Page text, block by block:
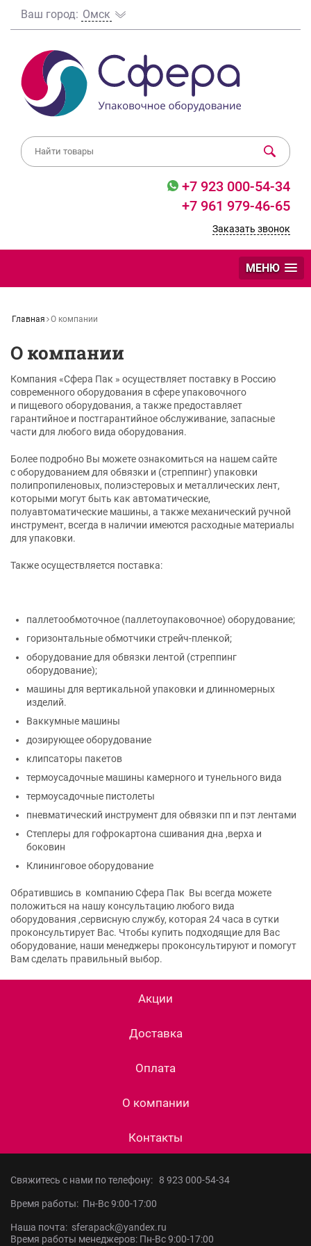
Ваш город: Омск
+7 923 000-54-34
+7 961 979-46-65
Заказать звонок
МЕНЮ
Главная О компании
О компании
Компания «Сфера Пак » осуществляет поставку в Россию
современного оборудования в сфере упаковочного
и пищевого оборудования, а также предоставляет
гарантийное и постгарантийное обслуживание, запасные
части для любого вида оборудования.
Более подробно Вы можете ознакомиться на нашем сайте
с оборудованием для обвязки и (стреппинг) упаковки
полипропиленовых, полиэстеровых и металлических лент,
которыми могут быть как автоматические,
полуавтоматические машины, а также механический ручной
инструмент, всегда в наличии имеются расходные материалы
для упаковки.
Также осуществляется поставка:
паллетообмоточное (паллетоупаковочное) оборудование;
горизонтальные обмотчики стрейч-пленкой;
оборудование для обвязки лентой (стреппинг
оборудование);
машины для вертикальной упаковки и длинномерных
изделий.
Ваккумные машины
дозирующее оборудование
клипсаторы пакетов
термоусадочные машины камерного и тунельного вида
термоусадочные пистолеты
пневматический инструмент для обвязки пп и пэт лентами
Степлеры для гофрокартона сшивания дна ,верха и
боковин
Клининговое оборудование
Обратившись в компанию Сфера Пак Вы всегда можете
положиться на нашу консультацию любого вида
оборудования ,сервисную службу, которая 24 часа в сутки
проконсультирует Вас. Чтобы купить подходящие для Вас
оборудование, наши менеджеры проконсультируют и помогут
Вам сделать правильный выбор.
Акции
Доставка
Оплата
О компании
Контакты
Свяжитесь с нами по телефону: 8 923 000-54-34
Время работы: Пн-Вс 9:00-17:00
Наша почта: sferapack@yandex.ru
Время работы менеджеров: Пн-Вс 9:00-17:00